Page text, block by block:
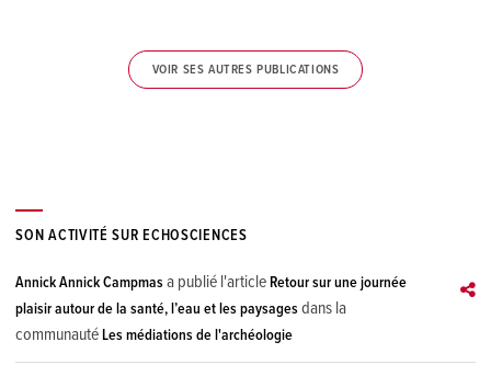
VOIR SES AUTRES PUBLICATIONS
SON ACTIVITÉ SUR ECHOSCIENCES
Annick Annick Campmas a publié l'articleRetour sur une journée
plaisir autour de la santé, l’eau et les paysagesdans la
communautéLes médiations de l'archéologie